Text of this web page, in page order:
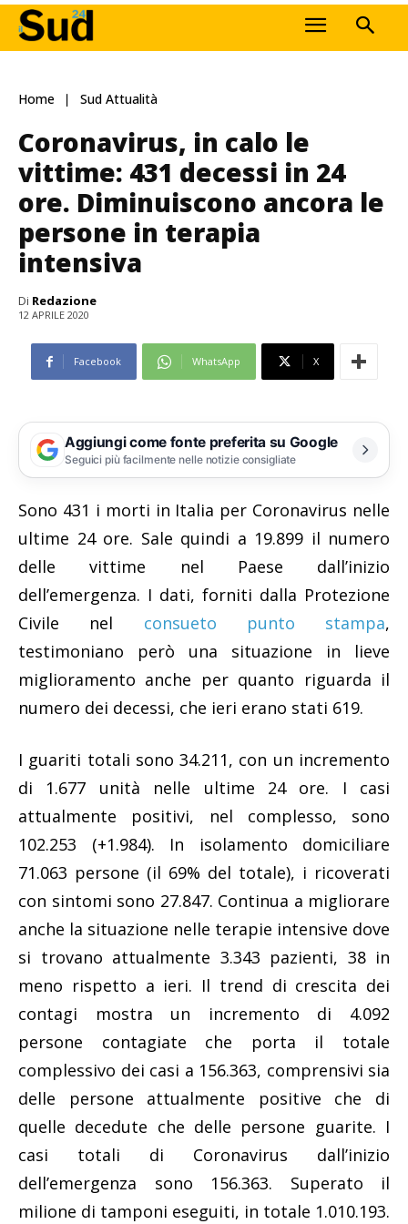
Home Sud Attualità
Coronavirus, in calo le
vittime: 431 decessi in 24
ore. Diminuiscono ancora le
persone in terapia
intensiva
Di Redazione
12 APRILE 2020
Facebook WhatsApp X
Aggiungi come fonte preferita su Google
Seguici più facilmente nelle notizie consigliate
Sono 431 i morti in Italia per Coronavirus nelle
ultime 24 ore. Sale quindi a 19.899 il numero
delle vittime nel Paese dall’inizio
dell’emergenza. I dati, forniti dalla Protezione
Civile nel consueto punto stampa,
testimoniano però una situazione in lieve
miglioramento anche per quanto riguarda il
numero dei decessi, che ieri erano stati 619.
I guariti totali sono 34.211, con un incremento
di 1.677 unità nelle ultime 24 ore. I casi
attualmente positivi, nel complesso, sono
102.253 (+1.984). In isolamento domiciliare
71.063 persone (il 69% del totale), i ricoverati
con sintomi sono 27.847. Continua a migliorare
anche la situazione nelle terapie intensive dove
si trovano attualmente 3.343 pazienti, 38 in
meno rispetto a ieri. Il trend di crescita dei
contagi mostra un incremento di 4.092
persone contagiate che porta il totale
complessivo dei casi a 156.363, comprensivi sia
delle persone attualmente positive che di
quelle decedute che delle persone guarite. I
casi totali di Coronavirus dall’inizio
dell’emergenza sono 156.363. Superato il
milione di tamponi eseguiti, in totale 1.010.193.